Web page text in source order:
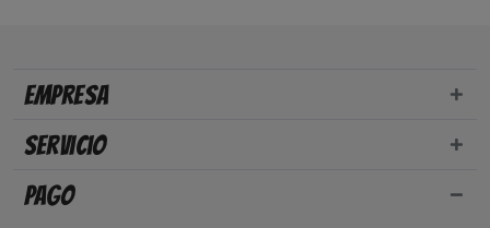
Empresa
Servicio
Pago